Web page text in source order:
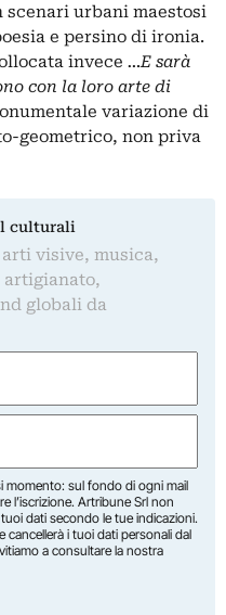
scenari urbani maestosi
e persino di ironia.
invece …E sarà
con la loro arte di
variazione di
geometrico, non priva
culturali
visive, musica,
globali da
momento: sul fondo di ogni mail
l’iscrizione. Artribune Srl non
dati secondo le tue indicazioni.
cancellerà i tuoi dati personali dal
a consultare la nostra